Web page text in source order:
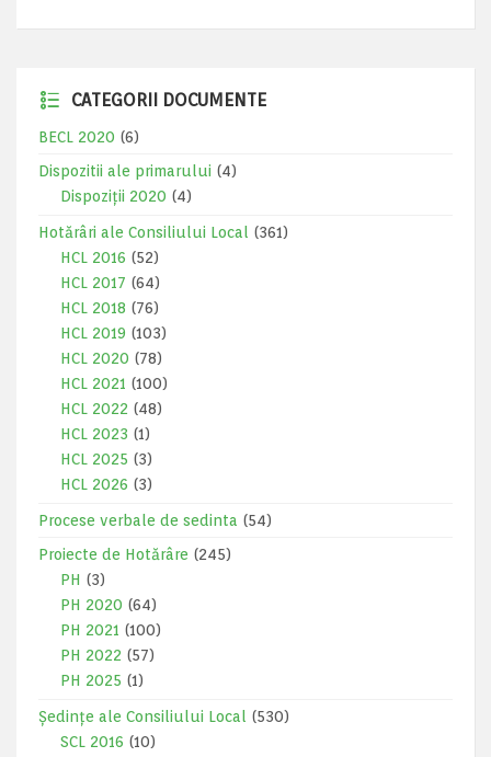
CATEGORII DOCUMENTE
BECL 2020 (6)
Dispozitii ale primarului (4)
Dispoziții 2020 (4)
Hotărâri ale Consiliului Local
(361)
HCL 2016 (52)
HCL 2017 (64)
HCL 2018 (76)
HCL 2019 (103)
HCL 2020 (78)
HCL 2021 (100)
HCL 2022 (48)
HCL 2023 (1)
HCL 2025 (3)
HCL 2026 (3)
Procese verbale de sedinta (54)
Proiecte de Hotărâre (245)
PH (3)
PH 2020 (64)
PH 2021 (100)
PH 2022 (57)
PH 2025 (1)
Ședințe ale Consiliului Local
(530)
SCL 2016 (10)